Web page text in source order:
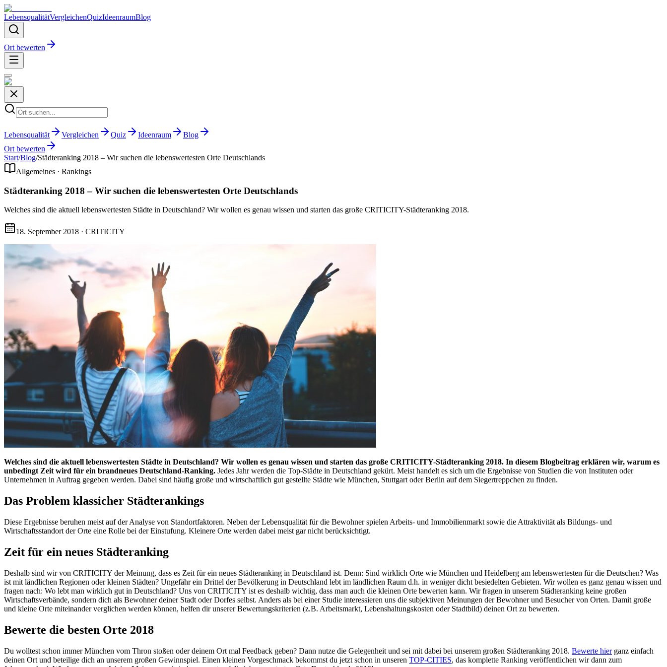
LebensqualitätVergleichenQuizIdeenraumBlog
Ort bewerten
Lebensqualität Vergleichen Quiz Ideenraum
Blog
Ort bewerten
Start/Blog/Städteranking 2018 – Wir suchen die lebenswertesten Orte Deutschlands
Allgemeines · Rankings
Städteranking 2018 – Wir suchen die lebenswertesten Orte Deutschlands
Welches sind die aktuell lebenswertesten Städte in Deutschland? Wir wollen es genau wissen und starten das große CRITICITY-Städteranking 2018.
18. September 2018 · CRITICITY
Welches sind die aktuell lebenswertesten Städte in Deutschland? Wir wollen es genau wissen und starten das große CRITICITY-Städteranking 2018. In diesem Blogbeitrag erklären wir, warum es
unbedingt Zeit wird für ein brandneues Deutschland-Ranking. Jedes Jahr werden die Top-Städte in Deutschland gekürt. Meist handelt es sich um die Ergebnisse von Studien die von Instituten oder
Unternehmen in Auftrag gegeben werden. Dabei sind häufig große und wirtschaftlich gut gestellte Städte wie München, Stuttgart oder Berlin auf dem Siegertreppchen zu finden.
Das Problem klassicher Städterankings
Diese Ergebnisse beruhen meist auf der Analyse von Standortfaktoren. Neben der Lebensqualität für die Bewohner spielen Arbeits- und Immobilienmarkt sowie die Attraktivität als Bildungs- und
Wirtschaftsstandort der Orte eine Rolle bei der Einstufung. Kleinere Orte werden dabei meist gar nicht berücksichtigt.
Zeit für ein neues Städteranking
Deshalb sind wir von CRITICITY der Meinung, dass es Zeit für ein neues Städteranking in Deutschland ist. Denn: Sind wirklich Orte wie München und Heidelberg am lebenswertesten für die Deutschen? Was
ist mit ländlichen Regionen oder kleinen Städten? Ungefähr ein Drittel der Bevölkerung in Deutschland lebt im ländlichen Raum d.h. in weniger dicht besiedelten Gebieten. Wir wollen es ganz genau wissen und
fragen nach: Wo lebt man wirklich gut in Deutschland? Uns von CRITICITY ist es deshalb wichtig, dass man auch die kleinen Orte bewerten kann. Wir fragen in unserem Städteranking keine großen
Wirtschaftsverbände, sondern dich als Bewohner deiner Stadt oder Dorfes selbst. Anders als bei einer Studie interessieren uns die subjektiven Meinungen der Bewohner und Besucher von Orten. Damit große
und kleine Orte miteinander verglichen werden können, helfen dir unserer Bewertungskriterien (z.B. Arbeitsmarkt, Lebenshaltungskosten oder Stadtbild) deinen Ort zu bewerten.
Bewerte die besten Orte 2018
Du wolltest schon immer München vom Thron stoßen oder deinem Ort mal Feedback geben? Dann nutze die Gelegenheit und sei mit dabei bei unserem großen Städteranking 2018. Bewerte hierganz einfach
deinen Ort und beteilige dich an unserem großen Gewinnspiel. Einen kleinen Vorgeschmack bekommst du jetzt schon in unseren TOP-CITIES, das komplette Ranking veröffentlichen wir dann zum